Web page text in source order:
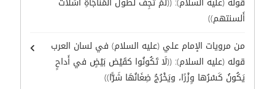
أَلسنتهم))
من مرويات الإمام علي (عليه السلام) في لسان العرب
قوله (عليه السلام): ((لَا تَكُونُوا كقَيْض بَيْضٍ في أَداحٍ
يَكُونُ كَسْرُها وِزْرًا، ويَخْرُجُ ضِغَانُهَا شَرًّا))